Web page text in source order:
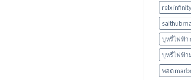
relx
salthub
บุหรี่ไฟฟ้า
บุหรี่ไฟฟ้า
พอต